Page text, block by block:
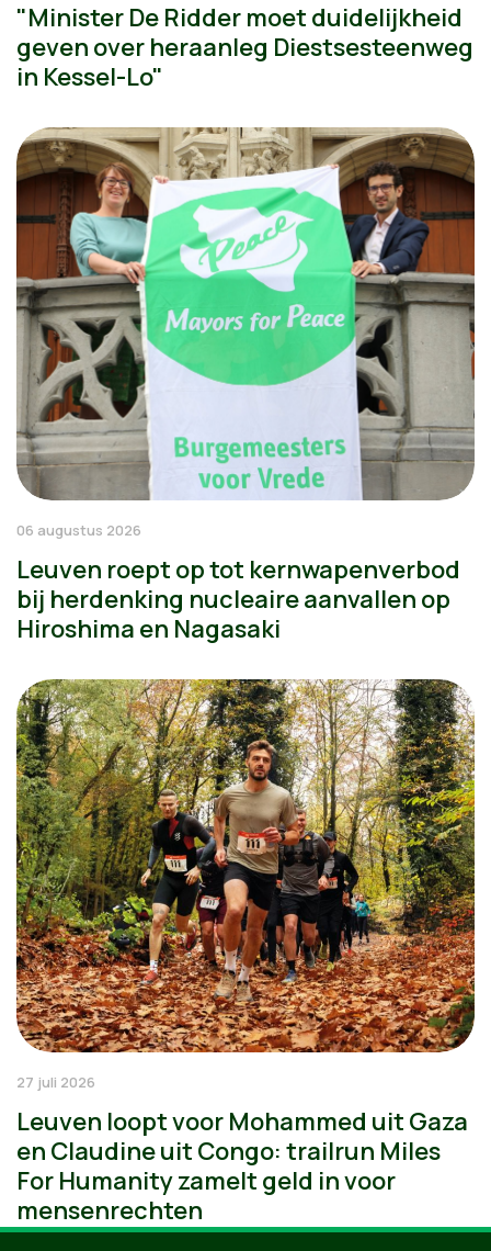
"Minister De Ridder moet duidelijkheid
geven over heraanleg Diestsesteenweg
in Kessel-Lo"
06 augustus 2026
Leuven roept op tot kernwapenverbod
bij herdenking nucleaire aanvallen op
Hiroshima en Nagasaki
27 juli 2026
Leuven loopt voor Mohammed uit Gaza
en Claudine uit Congo: trailrun Miles
For Humanity zamelt geld in voor
mensenrechten